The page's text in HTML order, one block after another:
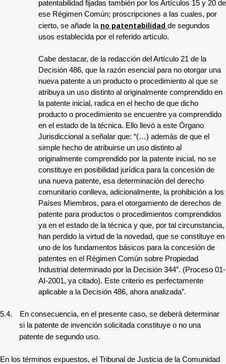
patentabilidad fijadas también por los Artículos 15 y 20 de
ese Régimen Común; proscripciones a las cuales, por
cierto, se añade la no patentabilidad de segundos
usos establecida por el referido artículo.
Cabe destacar, de la redacción del Artículo 21 de la
Decisión 486, que la razón esencial para no otorgar una
nueva patente a un producto o procedimiento al que se
atribuya un uso distinto al originalmente comprendido en
la patente inicial, radica en el hecho de que dicho
producto o procedimiento se encuentre ya comprendido
en el estado de la técnica. Ello llevó a este Órgano
Jurisdiccional a señalar que: “(…) además de que el
simple hecho de atribuirse un uso distinto al
originalmente comprendido por la patente inicial, no se
constituye en posibilidad jurídica para la concesión de
una nueva patente, esa determinación del derecho
comunitario conlleva, adicionalmente, la prohibición a los
Países Miembros, para el otorgamiento de derechos de
patente para productos o procedimientos comprendidos
ya en el estado de la técnica y que, por tal circunstancia,
han perdido la virtud de la novedad, que se constituye en
uno de los fundamentos básicos para la concesión de
patentes en el Régimen Común sobre Propiedad
Industrial determinado por la Decisión 344”. (Proceso 01-
AI-2001, ya citado). Este criterio es perfectamente
aplicable a la Decisión 486, ahora analizada”.
5.4.
En consecuencia, en el presente caso, se deberá determinar
si la patente de invención solicitada constituye o no una
patente de segundo uso.
En los términos expuestos, el Tribunal de Justicia de la Comunidad